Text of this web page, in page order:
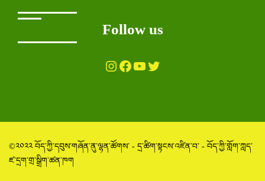
Follow us
Instagram Facebook YouTube Twitter
©༢༠༢༢ བོད་ཀྱི་དབུས་གཞོན་ནུ་ལྷན་ཚོགས་ - དྲ་ཚིག་སྟངས་འཛིན་བ་ - བོད་ཀྱི་གློག་ཀླད་
ཛ་དྲག་གྲ་སྒྲིག་ཚན་ཁག